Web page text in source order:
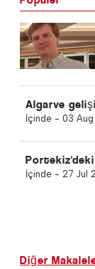
Algarve
İçinde - 03
İçinde - 27 Jul
Diğer